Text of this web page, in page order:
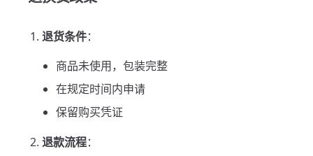
退货条件：
商品未使用，包装完整
在规定时间内申请
保留购买凭证
退款流程：